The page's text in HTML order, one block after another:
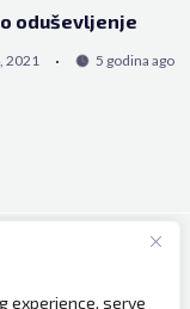
experience, serve
oduševljenje
2021 5 godina ago